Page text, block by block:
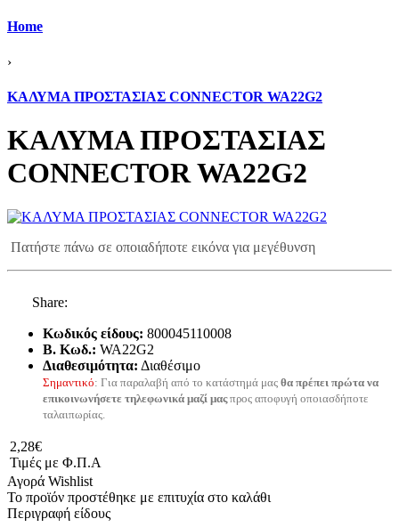
Home
›
ΚΑΛΥΜΑ ΠΡΟΣΤΑΣΙΑΣ CONNECTOR WA22G2
ΚΑΛΥΜΑ ΠΡΟΣΤΑΣΙΑΣ
CONNECTOR WA22G2
Πατήστε πάνω σε οποιαδήποτε εικόνα για μεγέθυνση
Share:
Κωδικός είδους: 800045110008
B. Κωδ.: WA22G2
Διαθεσιμότητα: Διαθέσιμο
Σημαντικό: Για παραλαβή από το κατάστημά μας θα πρέπει πρώτα να
επικοινωνήσετε τηλεφωνικά μαζί μαςπρος αποφυγή οποιασδήποτε
ταλαιπωρίας.
2,28€
Τιμές με Φ.Π.Α
Αγορά Wishlist
Το προϊόν προστέθηκε με επιτυχία στο καλάθι
Περιγραφή είδους